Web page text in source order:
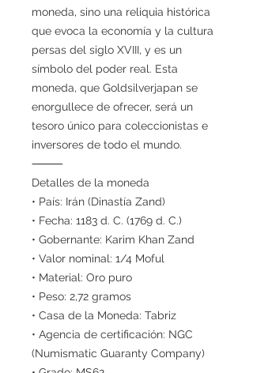
moneda, sino una reliquia histórica
que evoca la economía y la cultura
persas del siglo XVIII, y es un
símbolo del poder real. Esta
moneda, que Goldsilverjapan se
enorgullece de ofrecer, será un
tesoro único para coleccionistas e
inversores de todo el mundo.
⸻
Detalles de la moneda
• País: Irán (Dinastía Zand)
• Fecha: 1183 d. C. (1769 d. C.)
• Gobernante: Karim Khan Zand
• Valor nominal: 1/4 Moful
• Material: Oro puro
• Peso: 2,72 gramos
• Casa de la Moneda: Tabriz
• Agencia de certificación: NGC
(Numismatic Guaranty Company)